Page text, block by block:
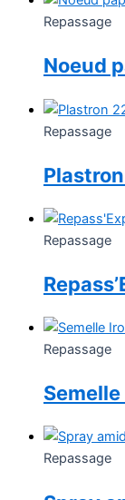
Repassage
Noeud
Repassage
Repassage
Repassage
Repassage